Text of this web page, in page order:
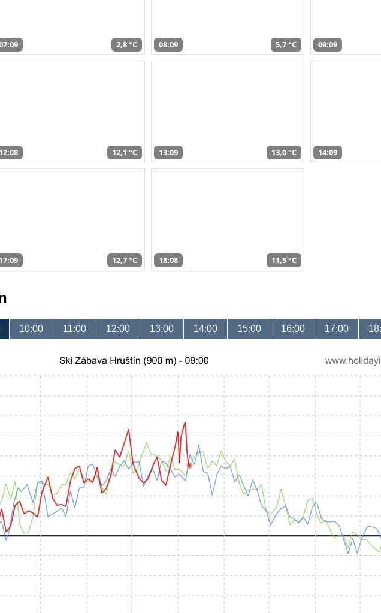
2,8 °C 08:09 5,7 °C 09:09
12:08 12,1 °C 13:09 13,0 °C 14:09
17:09 12,7 °C 18:08 11,5 °C
10:00 11:00 12:00 13:00 14:00 15:00 16:00 17:00